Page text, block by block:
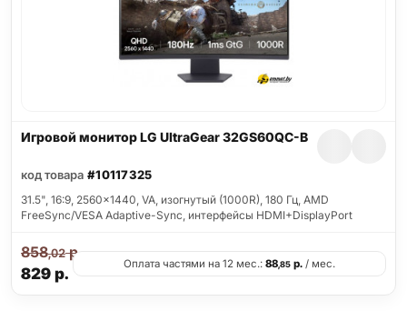
Игровой монитор LG UltraGear 32GS60QC-B
код товара #10117325
31.5", 16:9, 2560x1440, VA, изогнутый (1000R), 180 Гц, AMD
FreeSync/VESA Adaptive-Sync, интерфейсы HDMI+DisplayPort
829р.
858,02р.
Оплата частями на 12 мес.: 88,85р./ мес.